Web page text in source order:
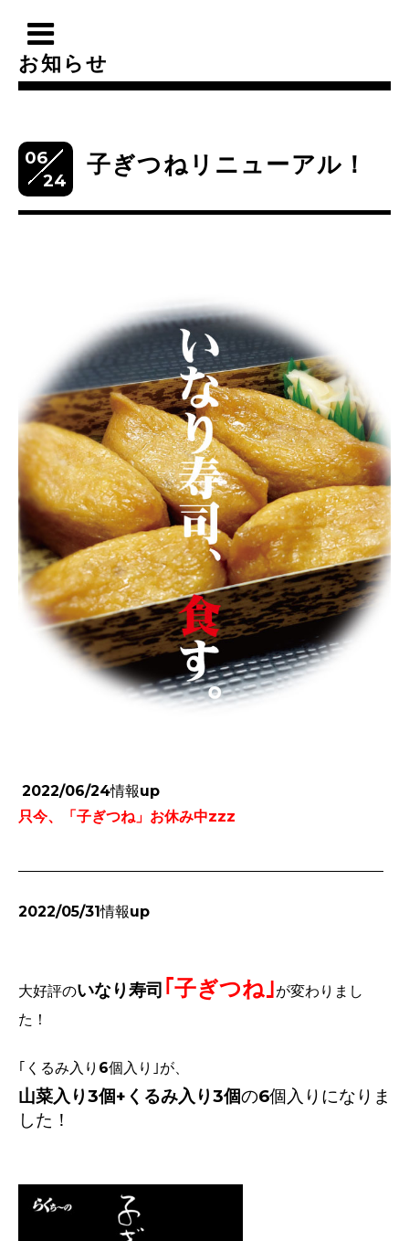
お知らせ
06
24
子ぎつねリニューアル！
2022/06/24情報up
只今、「子ぎつね」お休み中zzz
2022/05/31情報up
大好評のいなり寿司 ｢子ぎつね｣が変わりまし
た！
｢くるみ入り6個入り｣が、
山菜入り3個+くるみ入り3個の6個入りになりま
した！